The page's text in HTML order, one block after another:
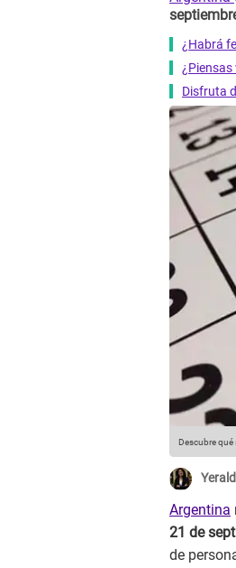
¿Habrá
Disfruta
Descubre qué
Argentina
21 de
de